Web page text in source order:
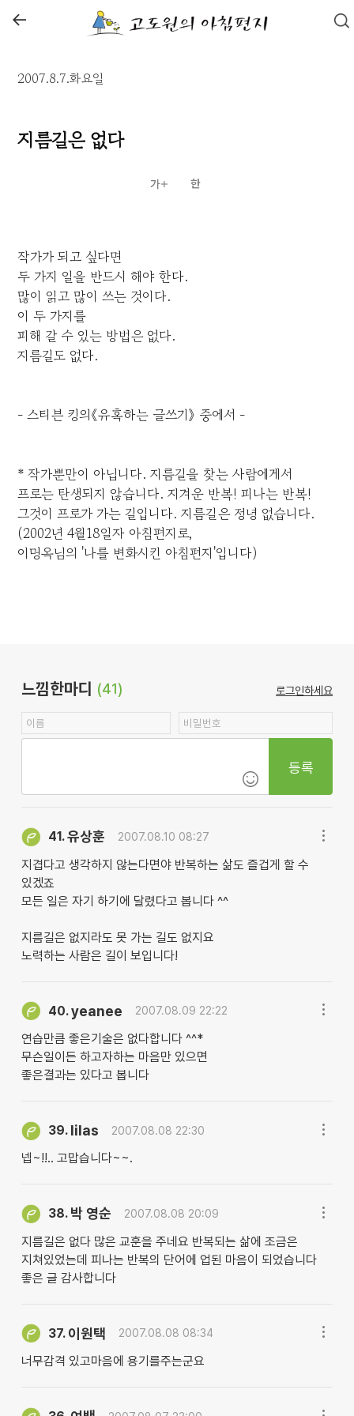
←
2007.8.7.화요일
지름길은 없다
작가가 되고 싶다면
두 가지 일을 반드시 해야 한다.
많이 읽고 많이 쓰는 것이다.
이 두 가지를
피해 갈 수 있는 방법은 없다.
지름길도 없다.
- 스티븐 킹의《유혹하는 글쓰기》 중에서 -
* 작가뿐만이 아닙니다. 지름길을 찾는 사람에게서
프로는 탄생되지 않습니다. 지겨운 반복! 피나는 반복!
그것이 프로가 가는 길입니다. 지름길은 정녕 없습니다.
(2002년 4월18일자 아침편지로,
이명옥님의 '나를 변화시킨 아침편지'입니다)
느낌한마디 (41) 로그인하세요
등록
41.유상훈 2007.08.10 08:27
지겹다고 생각하지 않는다면야 반복하는 삶도 즐겁게 할 수
있겠죠
모든 일은 자기 하기에 달렸다고 봅니다 ^^
지름길은 없지라도 못 가는 길도 없지요
노력하는 사람은 길이 보입니다!
40.yeanee 2007.08.09 22:22
연습만큼 좋은기술은 없다합니다 ^^*
무슨일이든 하고자하는 마음만 있으면
좋은결과는 있다고 봅니다
39. lilas 2007.08.08 22:30
넵~!!.. 고맙습니다~~.
38. 박 영순 2007.08.08 20:09
지름길은 없다 많은 교훈을 주네요 반복되는 삶에 조금은
지쳐있었는데 피나는 반복의 단어에 업된 마음이 되었습니다
좋은 글 감사합니다
37. 이원택 2007.08.08 08:34
너무감격 있고마음에 용기를주는군요